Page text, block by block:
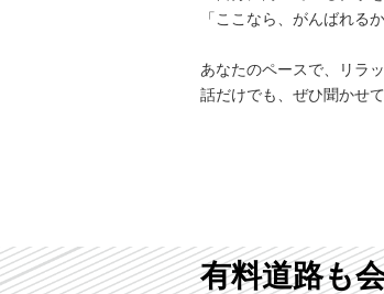
「ここなら、がんばれる
あなたのペースで、リラ
話だけでも、ぜひ聞かせて
有料道路も